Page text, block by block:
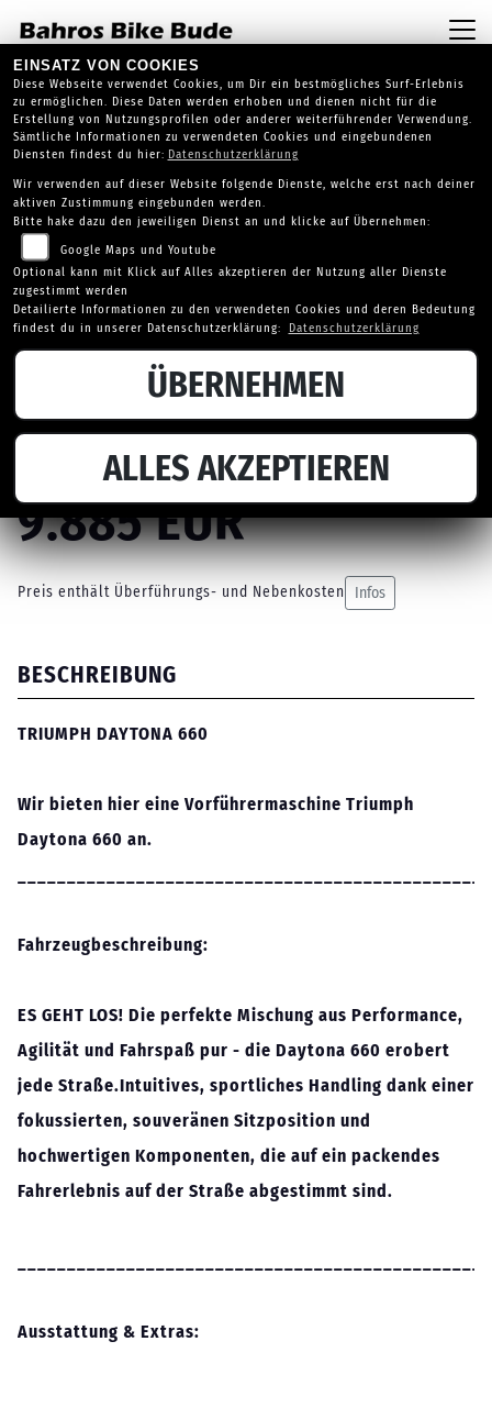
TRIUMPH DAYTONA 660
9.885 EUR
Preis enthält Überführungs- und Nebenkosten Infos
BESCHREIBUNG
TRIUMPH DAYTONA 660
Wir bieten hier eine Vorführermaschine Triumph
Daytona 660 an.
Fahrzeugbeschreibung:
ES GEHT LOS! Die perfekte Mischung aus Performance,
Agilität und Fahrspaß pur - die Daytona 660 erobert
jede Straße.Intuitives, sportliches Handling dank einer
fokussierten, souveränen Sitzposition und
hochwertigen Komponenten, die auf ein packendes
Fahrerlebnis auf der Straße abgestimmt sind.
Ausstattung & Extras:
EINSATZ VON COOKIES
Diese Webseite verwendet Cookies, um Dir ein bestmögliches Surf-Erlebnis
zu ermöglichen. Diese Daten werden erhoben und dienen nicht für die
Erstellung von Nutzungsprofilen oder anderer weiterführender Verwendung.
Sämtliche Informationen zu verwendeten Cookies und eingebundenen
Diensten findest du hier: Datenschutzerklärung
Wir verwenden auf dieser Website folgende Dienste, welche erst nach deiner
aktiven Zustimmung eingebunden werden.
Bitte hake dazu den jeweiligen Dienst an und klicke auf Übernehmen:
Google Maps und Youtube
Optional kann mit Klick auf Alles akzeptieren der Nutzung aller Dienste
zugestimmt werden
Detailierte Informationen zu den verwendeten Cookies und deren Bedeutung
findest du in unserer Datenschutzerklärung:
Datenschutzerklärung
ÜBERNEHMEN
ALLES AKZEPTIEREN